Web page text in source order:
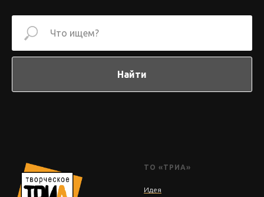
Найти
ТО «ТРИА»
Идея